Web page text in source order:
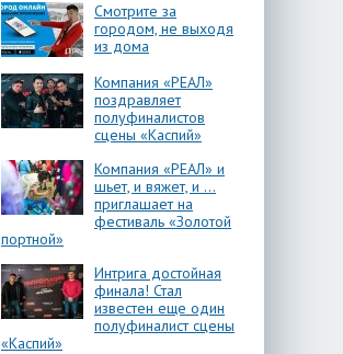
Смотрите за
городом, не выходя
из дома
Компания «РЕАЛ»
поздравляет
полуфиналистов
сцены «Каспий»
Компания «РЕАЛ» и
шьет, и вяжет, и …
приглашает на
фестиваль «Золотой
портной»
Интрига достойная
финала! Стал
известен еще один
полуфиналист сцены
«Каспий»